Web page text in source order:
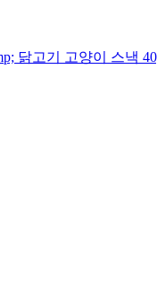
닭고기 고양이 스낵